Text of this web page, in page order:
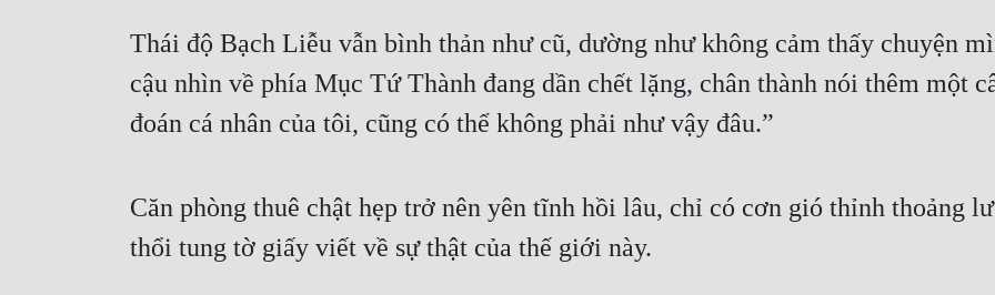
Thái độ Bạch Liễu vẫn bình thản như cũ, dường như không cảm thấy chuyện
cậu nhìn về phía Mục Tứ Thành đang dần chết lặng, chân thành nói thêm một
đoán cá nhân của tôi, cũng có thể không phải như vậy đâu.”
Căn phòng thuê chật hẹp trở nên yên tĩnh hồi lâu, chỉ có cơn gió thỉnh thoảng
thổi tung tờ giấy viết về sự thật của thế giới này.